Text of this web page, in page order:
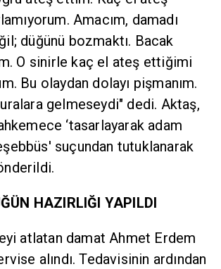
Amacım, damadı
düğünü bozmaktı. Bacak
O sinirle kaç el ateş ettiğimi
Bu olaydan dolayı pişmanım.
gelmeseydi" dedi. Aktaş,
‘tasarlayarak adam
suçundan tutuklanarak
HAZIRLIĞI YAPILDI
atlatan damat Ahmet Erdem
alındı. Tedavisinin ardından